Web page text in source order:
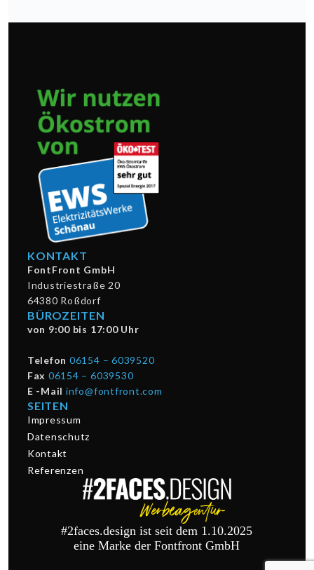
KONTAKT
FontFront GmbH
Industriestraße 20
64380 Roßdorf
BÜROZEITEN
von 9:00 bis 17:00 Uhr
Telefon 06154 – 6039520
Fax 06154 – 6039530
E -Mail info@fontfront.com
SEITEN
Impressum
Datenschutz
Kontakt
Referenzen
#2faces.design ist seit dem 1.10.2025
eine Marke der Fontfront GmbH